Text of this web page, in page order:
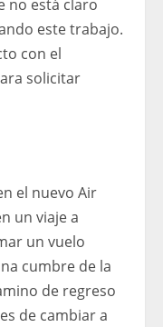
no está claro
este trabajo.
con el
solicitar
el nuevo Air
un viaje a
un vuelo
cumbre de la
de regreso
de cambiar a